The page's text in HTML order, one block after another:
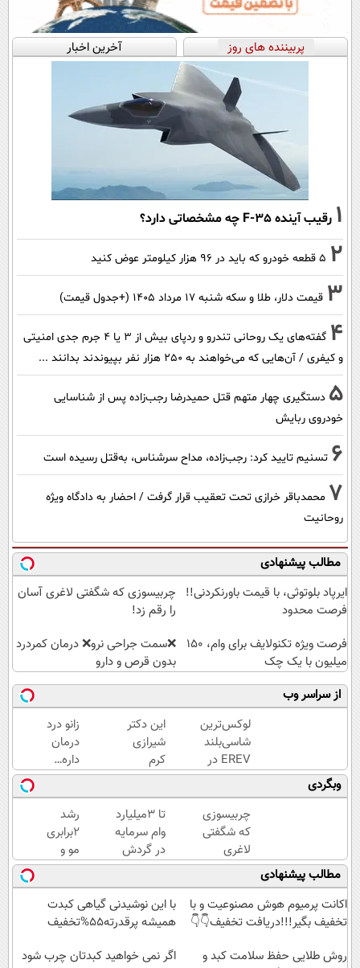
پربیننده های روز آخرین اخبار
1 رقیب آینده F-35 چه مشخصاتی دارد؟
2 ۵ قطعه خودرو که باید در ۹۶ هزار کیلومتر عوض کنید
3 قیمت دلار، طلا و سکه شنبه ۱۷ مرداد ۱۴۰۵ (+جدول قیمت)
4
گفته‌های یک روحانی تندرو و ردپای بیش از ۳ یا ۴ جرم جدی امنیتی
و کیفری / آن‌هایی که می‌خواهند به ۲۵۰ هزار نفر بپیوندند بدانند ...
5 دستگیری چهار متهم قتل حمیدرضا رجب‌زاده پس از شناسایی
خودروی ربایش
6 تسنیم تایید کرد: رجب‌زاده، مداح سرشناس، به‌قتل رسیده است
7 محمدباقر خرازی تحت تعقیب قرار گرفت / احضار به دادگاه ویژه
روحانیت
مطالب پیشنهادی
ایرپاد بلوتوثی، با قیمت باورنکردنی!!
فرصت محدود
چربیسوزی که شگفتی لاغری آسان
را رقم زد!
فرصت ویژه تکنولایف برای وام، 150
میلیون با یک چک
❌سمت جراحی نرو❌ درمان کمردرد
بدون قرص و دارو
از سراسر وب
لوکس‌ترین
شاسی‌بلند
EREV در
ایران،
توسط نیکا
موتور
رونمایی
شد!
این دکتر
شیرازی
کرم
ترمیم
زخم
ایرانی را
ساخت!!!
زانو درد
درمان
داره…
چرا
هنوز
داری
بهش
ظلم
می‌کنی؟
وبگردی
چربیسوزی
که شگفتی
لاغری
آسان را
رقم زد!
تا 3میلیارد
وام سرمایه
در گردش
=>
فروشگاهت
رو ثبت کن
رشد
2برابری
مو و
توقف
ریزش
مو برای
همیشه
مطالب پیشنهادی
اکانت پرمیوم هوش مصنوعیت و با
تخفیف بگیر!!!دریافت تخفیف👇👇
با این نوشیدنی گیاهی کبدت
همیشه پرقدرته55%تخفیف
روش طلایی حفظ سلامت کبد و
اگر نمی خواهید کبدتان چرب شود